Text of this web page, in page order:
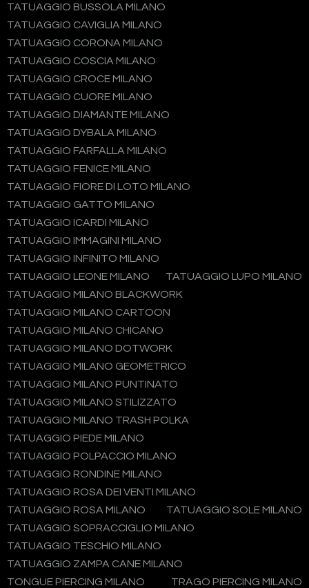
TATUAGGIO BUSSOLA MILANO
TATUAGGIO CAVIGLIA MILANO
TATUAGGIO CORONA MILANO
TATUAGGIO COSCIA MILANO
TATUAGGIO CROCE MILANO
TATUAGGIO CUORE MILANO
TATUAGGIO DIAMANTE MILANO
TATUAGGIO DYBALA MILANO
TATUAGGIO FARFALLA MILANO
TATUAGGIO FENICE MILANO
TATUAGGIO FIORE DI LOTO MILANO
TATUAGGIO GATTO MILANO
TATUAGGIO ICARDI MILANO
TATUAGGIO IMMAGINI MILANO
TATUAGGIO INFINITO MILANO
TATUAGGIO LEONE MILANO
TATUAGGIO LUPO MILANO
TATUAGGIO MILANO BLACKWORK
TATUAGGIO MILANO CARTOON
TATUAGGIO MILANO CHICANO
TATUAGGIO MILANO DOTWORK
TATUAGGIO MILANO GEOMETRICO
TATUAGGIO MILANO PUNTINATO
TATUAGGIO MILANO STILIZZATO
TATUAGGIO MILANO TRASH POLKA
TATUAGGIO PIEDE MILANO
TATUAGGIO POLPACCIO MILANO
TATUAGGIO RONDINE MILANO
TATUAGGIO ROSA DEI VENTI MILANO
TATUAGGIO ROSA MILANO
TATUAGGIO SOLE MILANO
TATUAGGIO SOPRACCIGLIO MILANO
TATUAGGIO TESCHIO MILANO
TATUAGGIO ZAMPA CANE MILANO
TONGUE PIERCING MILANO
TRAGO PIERCING MILANO